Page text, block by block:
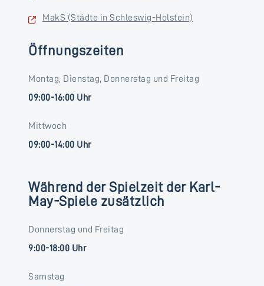
MakS (Städte in Schleswig-Holstein)
Öffnungszeiten
Montag, Dienstag, Donnerstag und Freitag
09:00-16:00 Uhr
Mittwoch
09:00-14:00 Uhr
Während der Spielzeit der Karl-
May-Spiele zusätzlich
Donnerstag und Freitag
9:00-18:00 Uhr
Samstag